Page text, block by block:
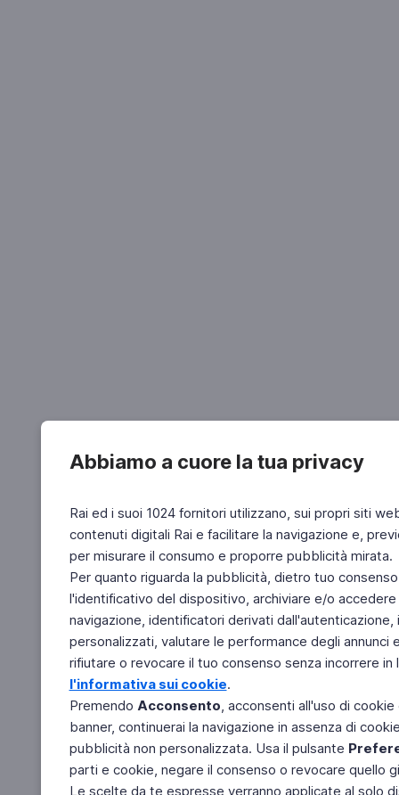
Abbiamo a cuore la tua privacy
Rai ed i suoi 1024 fornitori utilizzano, sui propri siti
contenuti digitali Rai e facilitare la navigazione e,
per misurare il consumo e proporre pubblicità mirata.
Per quanto riguarda la pubblicità, dietro tuo
l'identificativo del dispositivo, archiviare e/o
navigazione, identificatori derivati
personalizzati, valutare le performance degli
rifiutare o revocare il tuo consenso senza incorrere
l'informativa sui cookie.
Premendo Acconsento, acconsenti all'uso di
banner, continuerai la navigazione in assenza di
pubblicità non personalizzata. Usa il pulsante
parti e cookie, negare il consenso o revocare quello
Le scelte da te espresse verranno applicate al solo